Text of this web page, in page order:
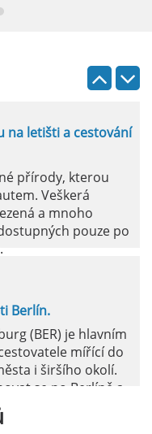
je skvělý
na letišti a cestování
přírody, kterou
Veškerá
a mnoho
pouze po
Berlín.
(BER) je hlavním
mířící do
i širšího okolí.
se po Berlíně a
omezení, pronájem
volbou.